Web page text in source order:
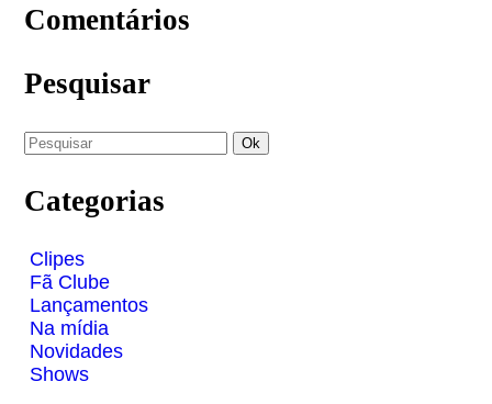
Comentários
Pesquisar
Categorias
Clipes
Fã Clube
Lançamentos
Na mídia
Novidades
Shows